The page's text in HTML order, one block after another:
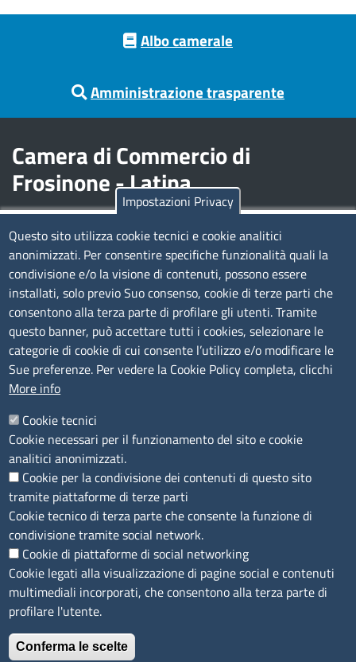
Albo camerale
Amministrazione trasparente
Camera di Commercio di
Frosinone - Latina
Contatti
Sede Legale di Latina: Viale Umberto I, 80 - 04100 (LT)
tel. 0773/6721
Sede di Frosinone: Via Alcide De Gasperi, 1 - 03100 (FR)
tel. 0775/2751
Peccciaa@pec.frlt.camcom.it
Ufficio relazioni con il pubblico
Codice Fiscale e Partita Iva: 02957560598
Codice univoco ufficio fatt.elettronica: 1TOEDU
Seguici su
Sito web
Accesso riservato
Mappa del sito
Impostazioni Privacy
Questo sito utilizza cookie tecnici e cookie analitici
anonimizzati. Per consentire specifiche funzionalità quali la
condivisione e/o la visione di contenuti, possono essere
installati, solo previo Suo consenso, cookie di terze parti che
consentono alla terza parte di profilare gli utenti. Tramite
questo banner, può accettare tutti i cookies, selezionare le
categorie di cookie di cui consente l’utilizzo e/o modificare le
Sue preferenze. Per vedere la Cookie Policy completa, clicchi
More info
Cookie tecnici
Cookie necessari per il funzionamento del sito e cookie
analitici anonimizzati.
Cookie per la condivisione dei contenuti di questo sito
tramite piattaforme di terze parti
Cookie tecnico di terza parte che consente la funzione di
condivisione tramite social network.
Cookie di piattaforme di social networking
Cookie legati alla visualizzazione di pagine social e contenuti
multimediali incorporati, che consentono alla terza parte di
profilare l'utente.
Conferma le scelte